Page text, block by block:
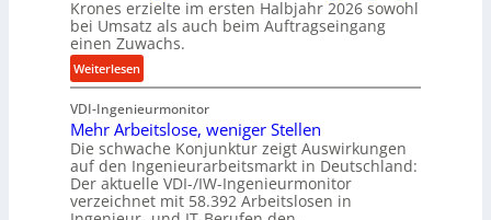
o
z
e
s
r
i
b
u
n
d
H
y
d
z
i
s
e
u
n
d
l
a
n
Krones erzielte im ersten Halbjahr 2026 sowohl
bei Umsatz als auch beim Auftragseingang
einen Zuwachs.
Weiterlesen:
K
r
o
n
e
s
s
VDI-Ingenieurmonitor
Mehr Arbeitslose, weniger Stellen
Die schwache Konjunktur zeigt Auswirkungen
auf den Ingenieurarbeitsmarkt in Deutschland:
Der aktuelle VDI-/IW-Ingenieurmonitor
verzeichnet mit 58.392 Arbeitslosen in